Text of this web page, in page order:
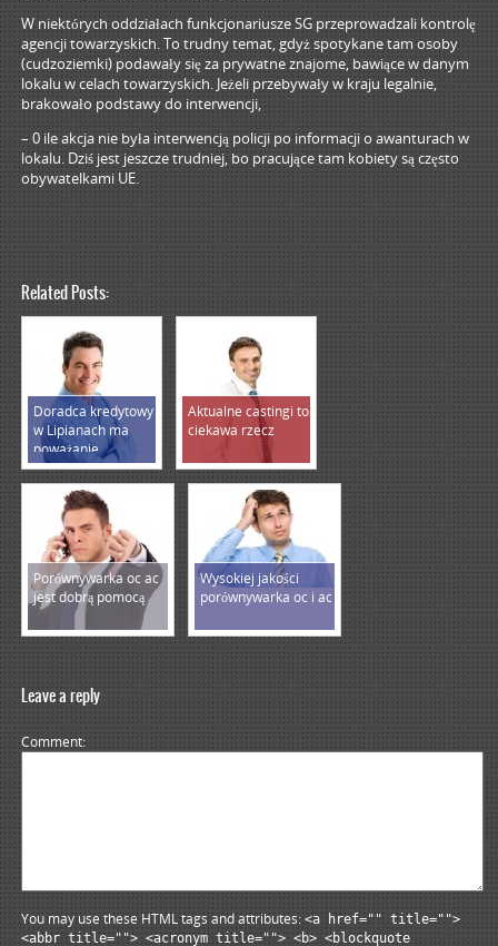
W niektórych oddziałach funkcjonariusze SG przeprowadzali kontrolę
agencji towarzyskich. To trudny temat, gdyż spotykane tam osoby
(cudzoziemki) podawały się za prywatne znajome, bawiące w danym
lokalu w celach towarzyskich. Jeżeli przebywały w kraju legalnie,
brakowało podstawy do interwencji,
– 0 ile akcja nie była interwencją policji po informacji o awanturach w
lokalu. Dziś jest jeszcze trudniej, bo pracujące tam kobiety są często
obywatelkami UE.
Related Posts:
Doradca kredytowy
w Lipianach ma
poważanie
Aktualne castingi to
ciekawa rzecz
Porównywarka oc ac
jest dobrą pomocą
Wysokiej jakości
porównywarka oc i ac
Leave a reply
Comment
You may use these HTML tags and attributes:<a href="" title="">
<abbr title=""> <acronym title=""> <b> <blockquote